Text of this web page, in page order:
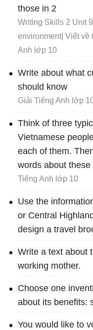
those in 2
Writing Skills 2 Unit
environment| Viết về
Anh lớp 10
Write about what
should know
Giải Tiếng Anh lớp
Think of three
Vietnamese
each of them.
words about
Tiếng Anh lớp 10
Use the
or Central
design a travel
Write a text about
working mother.
Choose one
about its benefits:
You would like to